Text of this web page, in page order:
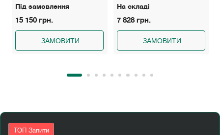
Під замовлення
15 150 грн.
ЗАМОВИТИ
На складі
7 828 грн.
ЗАМОВИТИ
ТОП Запити